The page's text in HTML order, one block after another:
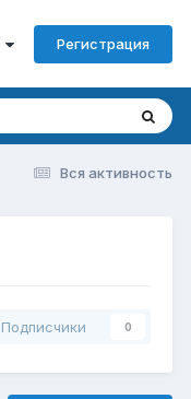
Регистрация
Вся активность
Подписчики 0